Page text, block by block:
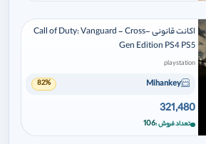
اکانت قانونی Call of Duty: Vanguard - Cross-
Gen Edition PS4 PS5
playstation
Mihankey
82%
321,480
تعداد فروش 106